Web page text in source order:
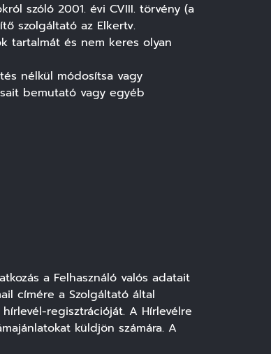
szóló 2001. évi CVIII. törvény (a
szolgáltató az Elkertv.
tartalmát és nem keres olyan
nélkül módosítsa vagy
bemutató vagy egyéb
a Felhasználó valós adatait
címére a Szolgáltató által
regisztrációját. A Hírlevélre
küldjön számára. A